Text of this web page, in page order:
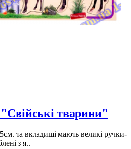
тварини"
та вкладишi мають великі ручки-
з я..